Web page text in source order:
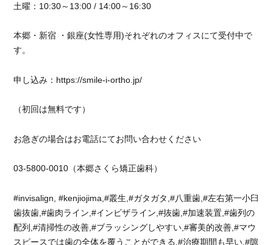
土曜：10:30～13:00 / 14:00～16:30
本郷・新宿 ・銀座(女性専用)それぞれのオフィスにて受付中で
す。
申し込み：https://smile-i-ortho.jp/
（初回は無料です）
お急ぎの場合はお電話にてお問い合わせください
03-5800-0010（本郷さくら矯正歯科）
#invisalign, #kenjiojima,#叢生,#ガタガタ,#八重歯,#左右第一小臼
歯抜歯,#歯肉ライン,#インビザライン,#抜歯,#加速装置,#歯列の
配列,#清掃性の改善,#ブラッシングしやすい,#審美的改善,#マウ
スピースでは歯の全体を覆うことができる,#治療期間も早い,#隙